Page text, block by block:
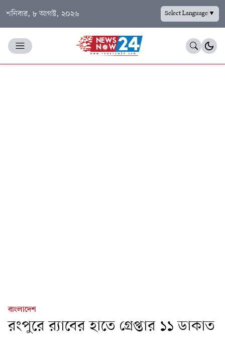
শনিবার, ৮ আগস্ট, ২০২৬ Select Language▼
বাংলাদেশ
রংপুরে র‍্যাবের হাতে গ্রেপ্তার ১১ ডাকাত